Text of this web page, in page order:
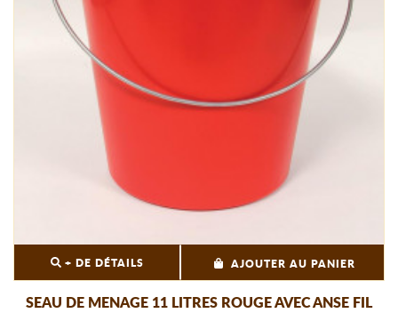
+ DE DÉTAILS AJOUTER AU PANIER
SEAU DE MENAGE 11 LITRES ROUGE AVEC ANSE FIL